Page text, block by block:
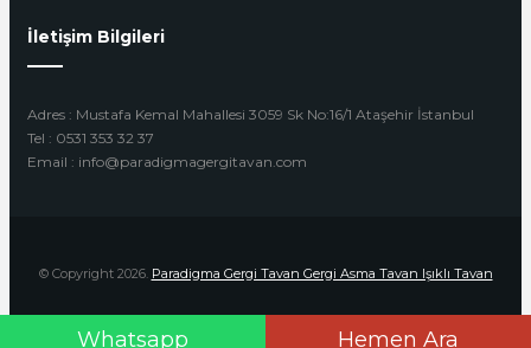
Whatsapp Hemen Ara
İletişim Bilgileri
Adres : Mustafa Kemal Mahallesi 3059 Sk No:16/1 Ataşehir İstanbul
Tel : 0531 353 32 37
Email : info@paradigmagergitavan.com
© Copyright 2026. Paradigma Gergi Tavan Gergi Asma Tavan Işıklı Tavan
Design by Beyoglu Webtasarım